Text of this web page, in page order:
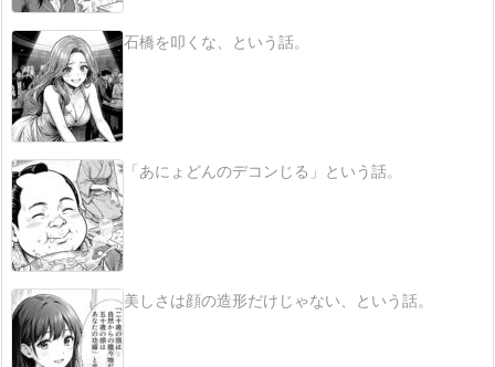
石橋を叩くな、という話。
「あにょどんのデコンじる」という話。
美しさは顔の造形だけじゃない、という話。